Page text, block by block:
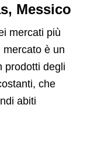
Messico
mercati più
è un
prodotti degli
che
abiti